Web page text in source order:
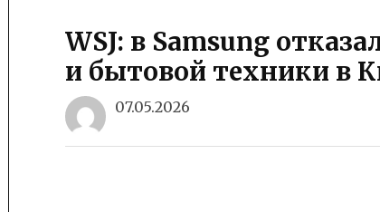
WSJ: в Samsung
и бытовой техники в
07.05.2026